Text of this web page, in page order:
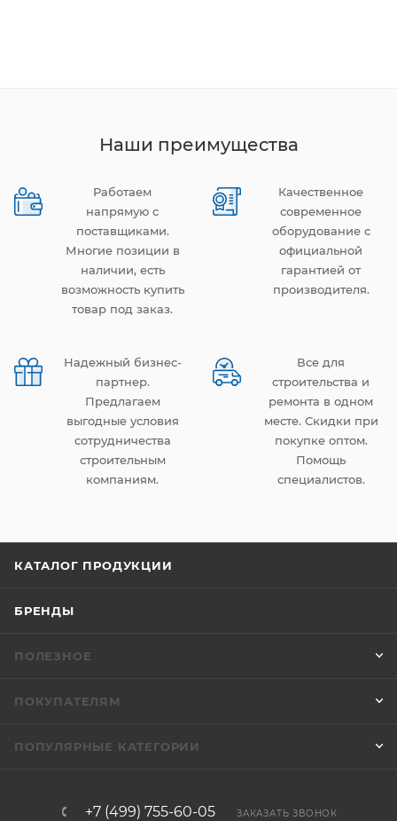
Наши преимущества
Работаем
напрямую с
поставщиками.
Многие позиции в
наличии, есть
возможность купить
товар под заказ.
Качественное
современное
оборудование с
официальной
гарантией от
производителя.
Надежный бизнес-
партнер.
Предлагаем
выгодные условия
сотрудничества
строительным
компаниям.
Все для
строительства и
ремонта в одном
месте. Скидки при
покупке оптом.
Помощь
специалистов.
КАТАЛОГ ПРОДУКЦИИ
БРЕНДЫ
ПОЛЕЗНОЕ
ПОКУПАТЕЛЯМ
ПОПУЛЯРНЫЕ КАТЕГОРИИ
+7 (499) 755-60-05 ЗАКАЗАТЬ ЗВОНОК